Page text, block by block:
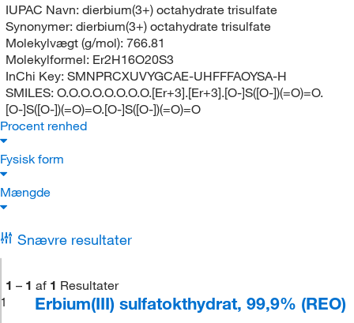
IUPAC Navn: dierbium(3+) octahydrate trisulfate
Synonymer: dierbium(3+) octahydrate trisulfate
Molekylvægt (g/mol): 766.81
Molekylformel: Er2H16O20S3
InChi Key: SMNPRCXUVYGCAE-UHFFFAOYSA-H
SMILES: O.O.O.O.O.O.O.O.[Er+3].[Er+3].[O-]S([O-])(=O)=O.
[O-]S([O-])(=O)=O.[O-]S([O-])(=O)=O
Procent renhed
Fysisk form
Mængde
Snævre resultater
1 – 1 af 1 Resultater
1
Erbium(III) sulfatokthydrat, 99,9% (REO)